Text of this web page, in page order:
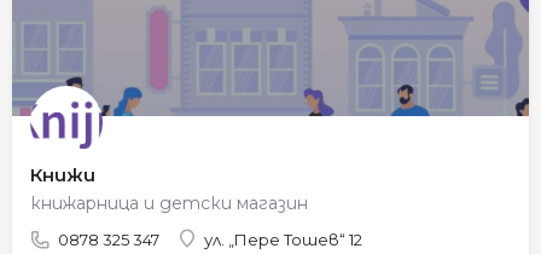
Книжи
книжарница и детски магазин
0878 325 347 ул. „Пере Тошев“ 12